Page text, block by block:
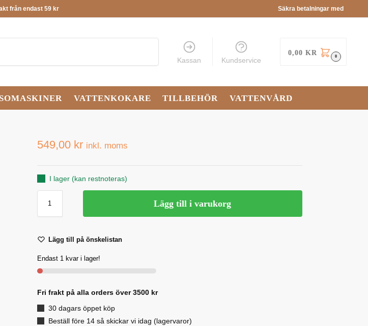
från endast 59 kr Säkra betalningar med
Kassan Kundservice
0,00KR 0
VATTENKOKARE TILLBEHÖR VATTENVÅRD
549,00 kr inkl. moms
I lager (kan restnoteras)
Lägg till i varukorg
Lägg till på önskelistan
Endast 1 kvar i lager!
Fri frakt på alla orders över 3500 kr
30 dagars öppet köp
Beställ före 14 så skickar vi idag (lagervaror)